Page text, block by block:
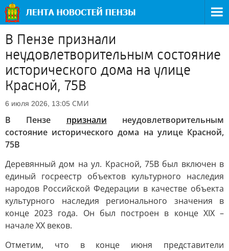
В Пензе признали
неудовлетворительным состояние
исторического дома на улице
Красной, 75В
6 июля 2026, 13:05 СМИ
В Пензе признали неудовлетворительным
состояние исторического дома на улице Красной,
75В
Деревянный дом на ул. Красной, 75В был включен в
единый госреестр объектов культурного наследия
народов Российской Федерации в качестве объекта
культурного наследия регионального значения в
конце 2023 года. Он был построен в конце XIX –
начале XX веков.
Отметим, что в конце июня представители